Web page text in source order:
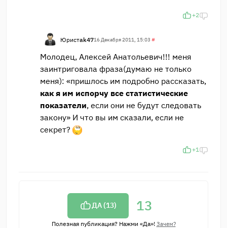
+2
Юристak4716 Декабря 2011, 15:03 #
Молодец, Алексей Анатольевич!!! меня
заинтриговала фраза(думаю не только
меня): «пришлось им подробно рассказать,
как я им испорчу все статистические
показатели, если они не будут следовать
закону» И что вы им сказали, если не
секрет?
+1
ДА (13) 13
Полезная публикация? Нажми «Да»! Зачем?